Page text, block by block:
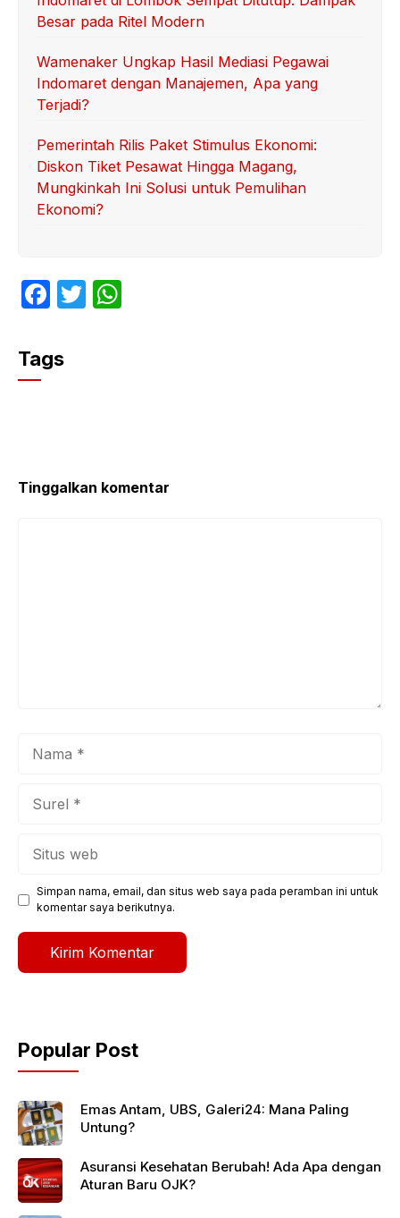
Besar pada Ritel Modern
Wamenaker Ungkap Hasil Mediasi Pegawai
Indomaret dengan Manajemen, Apa yang
Terjadi?
Pemerintah Rilis Paket Stimulus Ekonomi:
Diskon Tiket Pesawat Hingga Magang,
Mungkinkah Ini Solusi untuk Pemulihan
Ekonomi?
F
c
e
k
T
Tags
Tinggalkan komentar
Simpan nama, email, dan situs web saya pada peramban ini untuk
komentar saya berikutnya.
Popular Post
Emas Antam, UBS, Galeri24: Mana Paling
Untung?
Asuransi Kesehatan Berubah! Ada Apa dengan
Aturan Baru OJK?